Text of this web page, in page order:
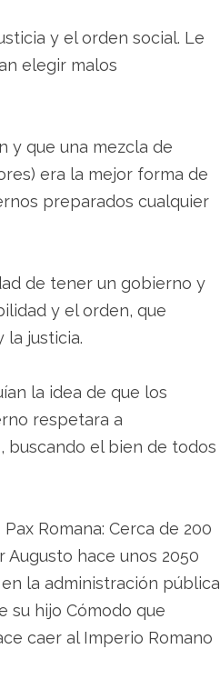
y el orden social. Le
elegir malos
y que una mezcla de
era la mejor forma de
preparados cualquier
de tener un gobierno y
y el orden, que
justicia.
la idea de que los
respetara a
buscando el bien de todos
Romana: Cerca de 200
hace unos 2050
la administración pública
su hijo Cómodo que
caer al Imperio Romano